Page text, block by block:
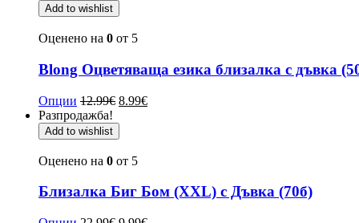
Add to wishlist
Оценено на 0 от 5
Blong Оцветяваща езика близалка с дъвка
Опции 12.99€ 8.99€
Разпродажба!
Add to wishlist
Оценено на 0 от 5
Близалка Биг Бом (XXL) с Дъвка (70б)